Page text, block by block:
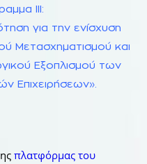
ΙΙΙ:
για την ενίσχυση
Μετασχηματισμού και
Εξοπλισμού των
Επιχειρήσεων».
πλατφόρμας του